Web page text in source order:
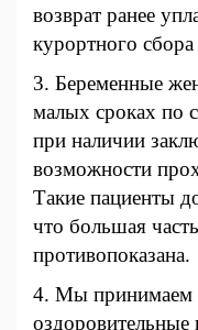
возврат ранее
курортного
3. Беременные
малых сроках по
при наличии
возможности
Такие пациенты
что большая
противопоказана.
4. Мы принимаем
оздоровительные